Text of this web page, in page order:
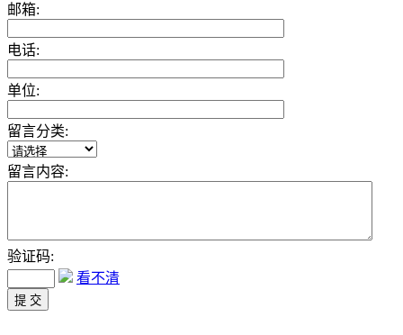
邮箱:
电话:
单位:
留言分类:
留言内容:
验证码:
看不清